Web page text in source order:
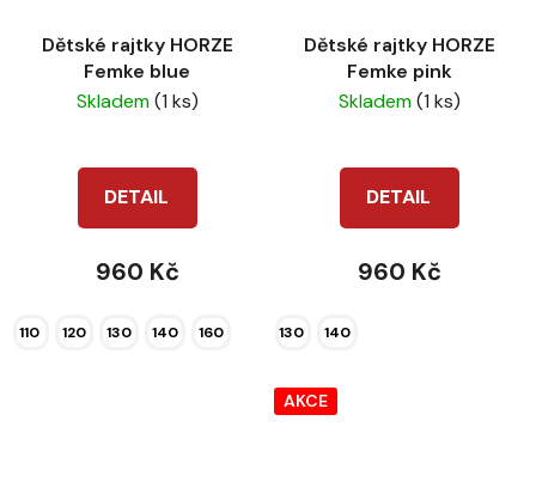
Dětské rajtky HORZE
Femke blue
Skladem(1 ks)
DETAIL
960 Kč
110 120 130 140 160
Dětské rajtky HORZE
Femke pink
Skladem(1 ks)
DETAIL
960 Kč
130 140
AKCE